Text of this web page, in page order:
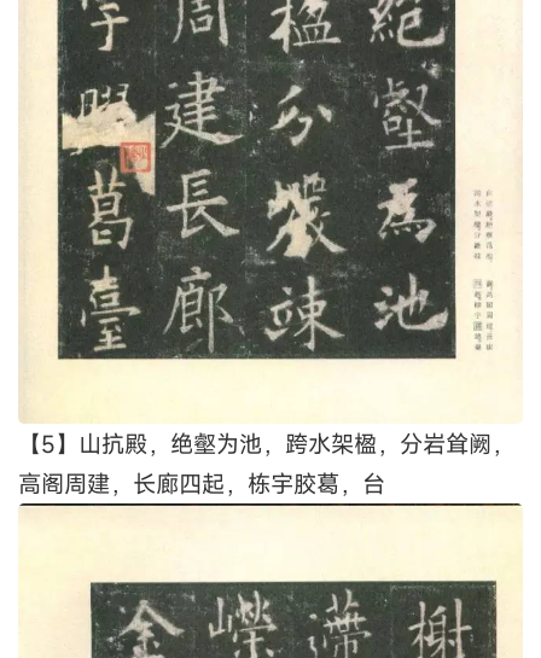
【5】山抗殿，绝壑为池，跨水架楹，分岩耸阙，
高阁周建，长廊四起，栋宇胶葛，台